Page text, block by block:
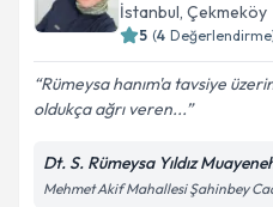
İstanbul, Çekmeköy
5 (4
Rümeysa hanım'a tavsiye
oldukça ağrı veren...
Dt. S. Rümeysa Yıldız
Mehmet Akif Mahallesi Şahinbey